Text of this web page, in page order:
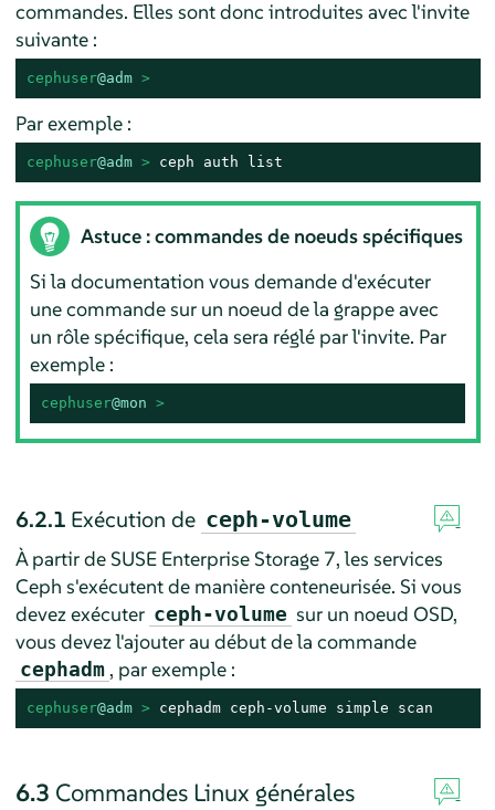
commandes. Elles sont donc introduites avec l'invite
suivante :
cephuser@adm >
Par exemple :
cephuser@adm > ceph auth list
Astuce : commandes de noeuds spécifiques
Si la documentation vous demande d'exécuter
une commande sur un noeud de la grappe avec
un rôle spécifique, cela sera réglé par l'invite. Par
exemple :
cephuser@mon >
6.2.1 Exécution de ceph-volume
À partir de SUSE Enterprise Storage 7, les services
Ceph s'exécutent de manière conteneurisée. Si vous
devez exécuter ceph-volume sur un noeud OSD,
vous devez l'ajouter au début de la commande
cephadm , par exemple :
cephuser@adm > cephadm ceph-volume simple scan
6.3 Commandes Linux générales